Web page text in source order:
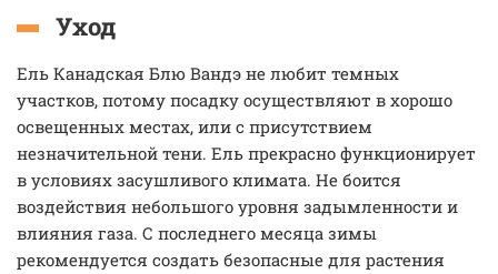
Уход
Ель Канадская Блю Вандэ не любит темных
участков, потому посадку осуществляют в хорошо
освещенных местах, или с присутствием
незначительной тени. Ель прекрасно функционирует
в условиях засушливого климата. Не боится
воздействия небольшого уровня задымленности и
влияния газа. С последнего месяца зимы
рекомендуется создать безопасные для растения